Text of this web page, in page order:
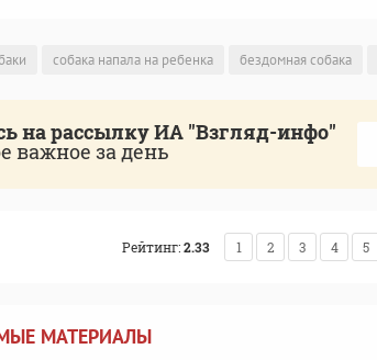
собака напала на ребенка бездомная собака
на рассылку ИА "Взгляд-инфо"
важное за день
Рейтинг:2.33 1 2 3 4 5
МАТЕРИАЛЫ